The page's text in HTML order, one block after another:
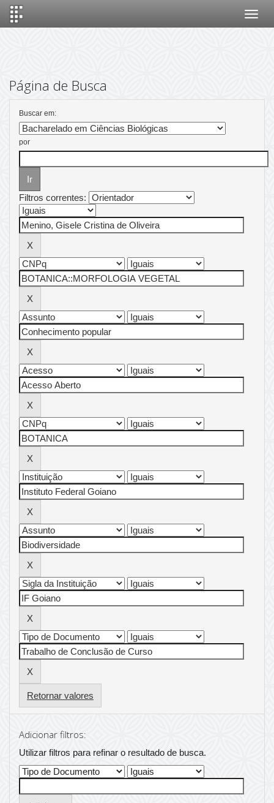
Página de Busca
Buscar em:
por
Filtros correntes:
Retornar valores
Adicionar filtros:
Utilizar filtros para refinar o resultado de busca.